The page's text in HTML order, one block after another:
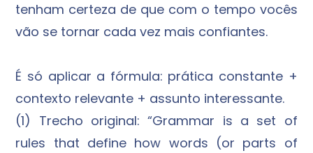
tenham certeza de que com o tempo vocês
vão se tornar cada vez mais confiantes.
É só aplicar a fórmula: prática constante +
contexto relevante + assunto interessante.
(1) Trecho original: “Grammar is a set of
rules that define how words (or parts of